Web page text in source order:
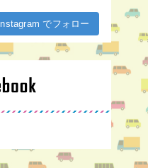
Instagram でフォロー